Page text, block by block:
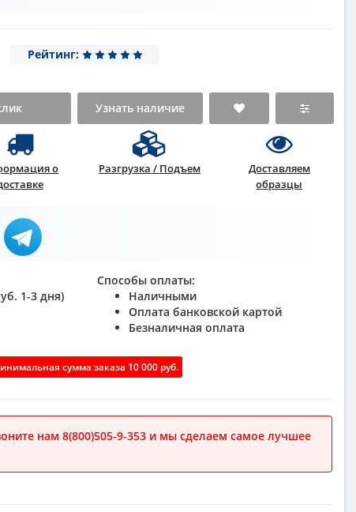
Рейтинг:
Узнать наличие
о
Разгрузка / Подъем
Доставляем
образцы
1-3 дня)
Способы оплаты:
Наличными
Оплата банковской картой
Безналичная оплата
сумма заказа 10 000 руб.
нам 8(800)505-9-353 и мы сделаем самое лучшее